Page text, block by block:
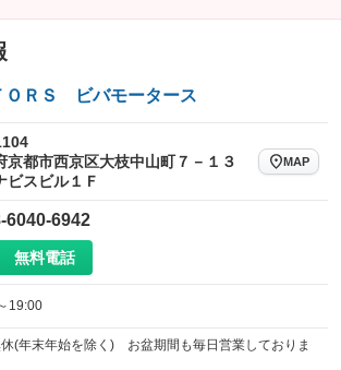
ＲＳ ビバモータース
京都市西京区大枝中山町７－１３
スビル１Ｆ
MAP
6040-6942
無料電話
19:00
(年末年始を除く) お盆期間も毎日営業しておりま